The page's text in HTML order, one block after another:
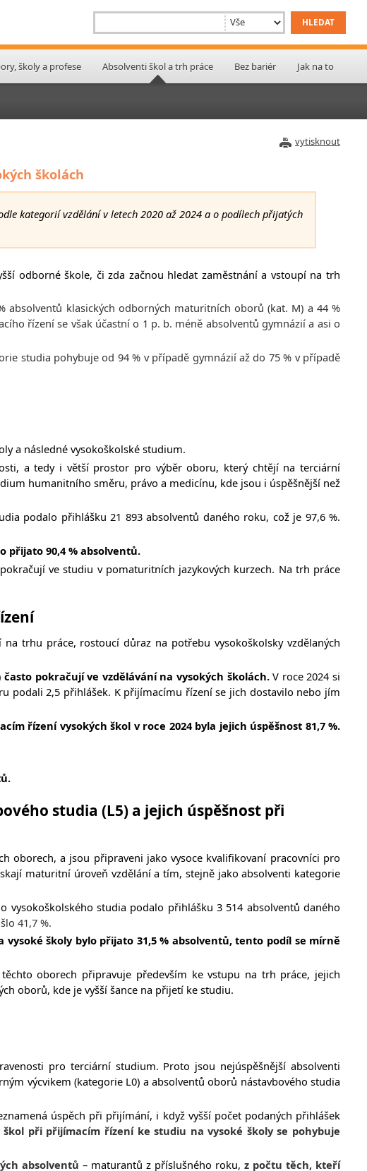
školy a profese Absolventi škol a trh práce Bez bariér Jak na to
vytisknout
školách
kategorií vzdělání v letech 2020 až 2024 a o podílech přijatých
odborné škole, či zda začnou hledat zaměstnání a vstoupí na trh
absolventů klasických odborných maturitních oborů (kat. M) a 44 %
řízení se však účastní o 1 p. b. méně absolventů gymnázií a asi o
studia pohybuje od 94 % v případě gymnázií až do 75 % v případě
a následné vysokoškolské studium.
a tedy i větší prostor pro výběr oboru, který chtějí na terciární
humanitního směru, právo a medicínu, kde jsou i úspěšnější než
podalo přihlášku 21 893 absolventů daného roku, což je 97,6 %.
přijato 90,4 % absolventů.
ve studiu v pomaturitních jazykových kurzech. Na trh práce
trhu práce, rostoucí důraz na potřebu vysokoškolsky vzdělaných
často pokračují ve vzdělávání na vysokých školách.V roce 2024 si
podali 2,5 přihlášek. K přijímacímu řízení se jich dostavilo nebo jím
řízení vysokých škol v roce 2024 byla jejich úspěšnost 81,7 %.
studia (L5) a jejich úspěšnost při
oborech, a jsou připraveni jako vysoce kvalifikovaní pracovníci pro
maturitní úroveň vzdělání a tím, stejně jako absolventi kategorie
vysokoškolského studia podalo přihlášku 3 514 absolventů daného
41,7 %.
vysoké školy bylo přijato 31,5 % absolventů, tento podíl se mírně
oborech připravuje především ke vstupu na trh práce, jejich
oborů, kde je vyšší šance na přijetí ke studiu.
pro terciární studium. Proto jsou nejúspěšnější absolventi
výcvikem (kategorie L0) a absolventů oborů nástavbového studia
úspěch při přijímání, i když vyšší počet podaných přihlášek
při přijímacím řízení ke studiu na vysoké školy se pohybuje
absolventů – maturantů z příslušného roku, z počtu těch, kteří